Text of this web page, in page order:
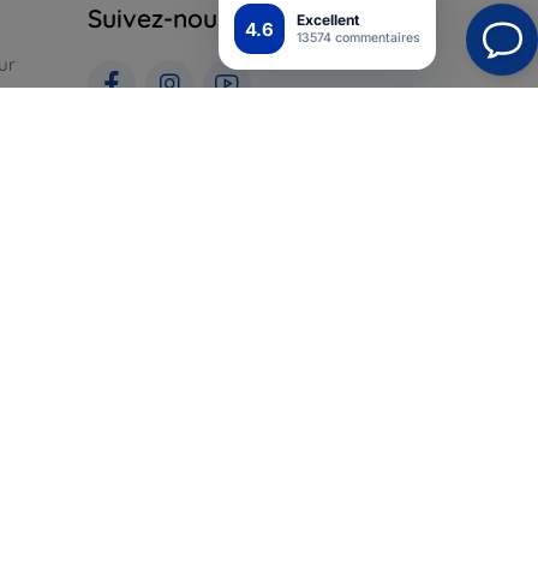
4.6 Excellent
13574 commentaires
Suivez-nous